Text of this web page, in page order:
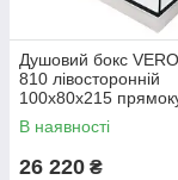
Душовий бокс
810 лівосторонній
100х80х215
мілкий піддон Італія
В наявності
26 220 ₴